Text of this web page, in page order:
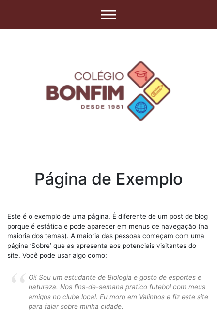
Página de Exemplo
Este é o exemplo de uma página. É diferente de um post de blog
porque é estática e pode aparecer em menus de navegação (na
maioria dos temas). A maioria das pessoas começam com uma
página ‘Sobre’ que as apresenta aos potenciais visitantes do
site. Você pode usar algo como:
Oi! Sou um estudante de Biologia e gosto de esportes e
natureza. Nos fins-de-semana pratico futebol com meus
amigos no clube local. Eu moro em Valinhos e fiz este site
para falar sobre minha cidade.